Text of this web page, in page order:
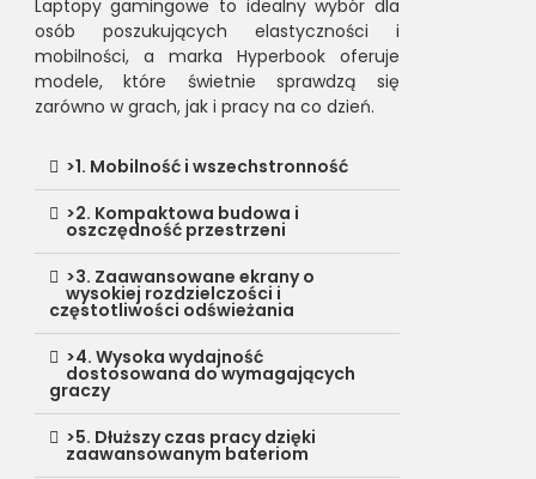
Laptopy gamingowe to idealny wybór dla
osób poszukujących elastyczności i
mobilności, a marka Hyperbook oferuje
modele, które świetnie sprawdzą się
zarówno w grach, jak i pracy na co dzień.
>1. Mobilność i wszechstronność
>2. Kompaktowa budowa i
oszczędność przestrzeni
>3. Zaawansowane ekrany o
wysokiej rozdzielczości i
częstotliwości odświeżania
>4. Wysoka wydajność
dostosowana do wymagających
graczy
>5. Dłuższy czas pracy dzięki
zaawansowanym bateriom